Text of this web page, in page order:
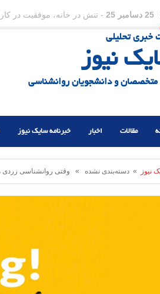
23 دسامبر 25 - چرا اراده می‌کنیم ولی
21 دسامبر 25
خبری تحلیلی
نیوز
متخصصان و دانشجویان روانشناسی
مقالات اخبار خبرنامه سایک نیوز
نیوز » دسته‌بندی نشده » وقتی روانشناسی زردی